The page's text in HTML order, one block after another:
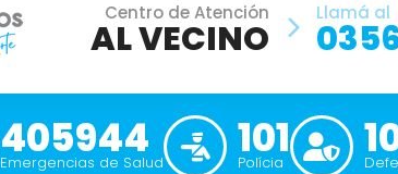
Centro de Atención
AL VECINO
Llamá al
405944
Emergencias de Salud 101
Polícia